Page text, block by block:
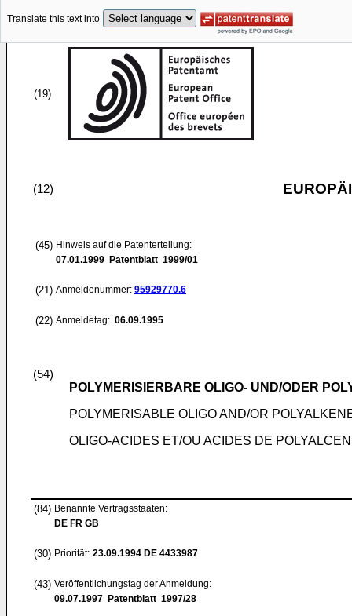
Translate this text into
(19)
(12)
(45) Hinweis auf die Patenterteilung:
07.01.1999 Patentblatt 1999/01
(21) Anmeldenummer: 95929770.6
(22) Anmeldetag: 06.09.1995
(54)
POLYMERISIERBARE OLIGO- UND/ODER
POLYMERISABLE OLIGO AND/OR
OLIGO-ACIDES ET/OU ACIDES DE
(84) Benannte Vertragsstaaten:
DE FR GB
(30) Priorität: 23.09.1994 DE 4433987
(43) Veröffentlichungstag der Anmeldung:
09.07.1997 Patentblatt 1997/28